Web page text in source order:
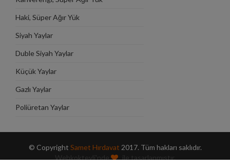
Haki, Süper Ağır Yük
Siyah Yaylar
Duble Siyah Yaylar
Küçük Yaylar
Gazlı Yaylar
Poliüretan Yaylar
© Copyright Samet Hırdavat 2017. Tüm hakları saklıdır.
Webkokteyli'nde